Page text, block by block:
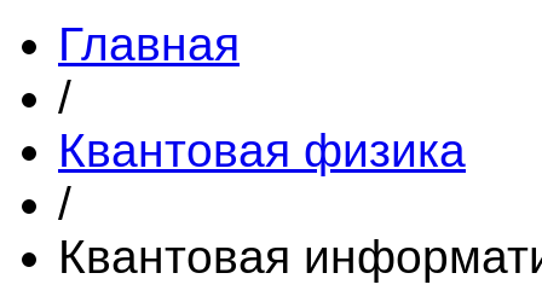
Главная
/
Квантовая физика
/
Квантовая